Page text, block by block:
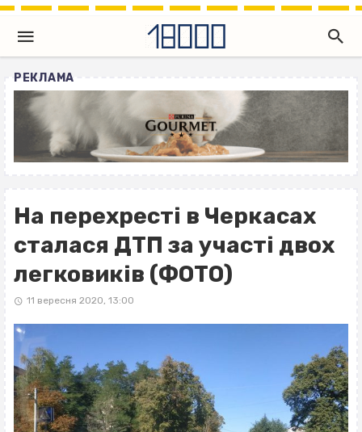
РЕКЛАМА
На перехресті в Черкасах
сталася ДТП за участі двох
легковиків (ФОТО)
11 вересня 2020, 13:00